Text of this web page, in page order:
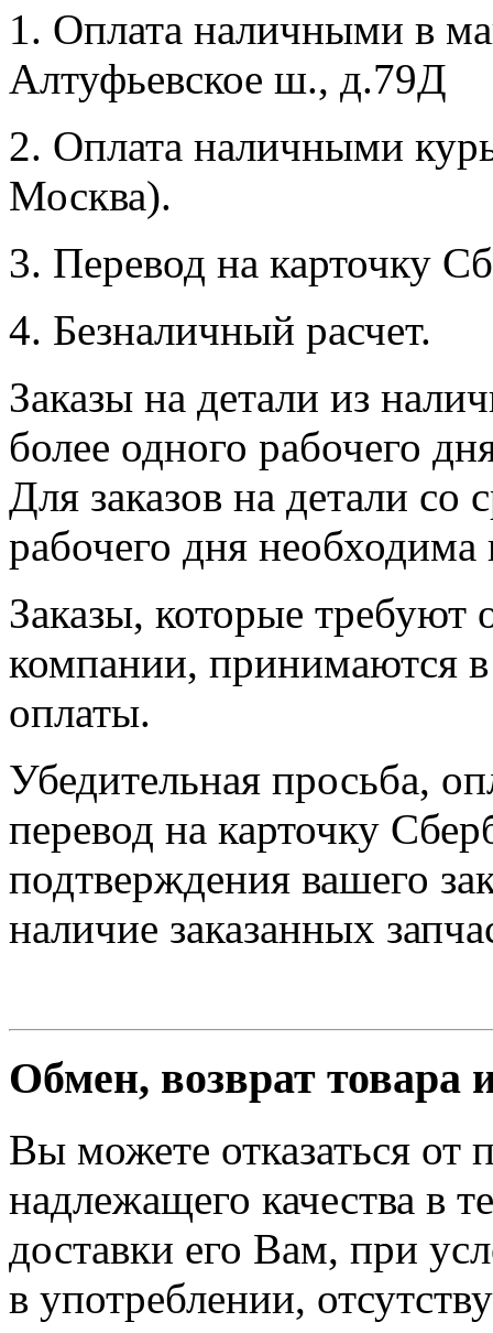
1. Оплата наличными в
Алтуфьевское ш., д.79Д
2. Оплата наличными
Москва).
3. Перевод на карточку
4. Безналичный расчет.
Заказы на детали из
более одного рабочего
Для заказов на детали со
рабочего дня необходима
Заказы, которые требуют
компании, принимаются
оплаты.
Убедительная просьба,
перевод на карточку
подтверждения вашего
наличие заказанных
Обмен, возврат товара
Вы можете отказаться от
надлежащего качества в
доставки его Вам, при
в употреблении,